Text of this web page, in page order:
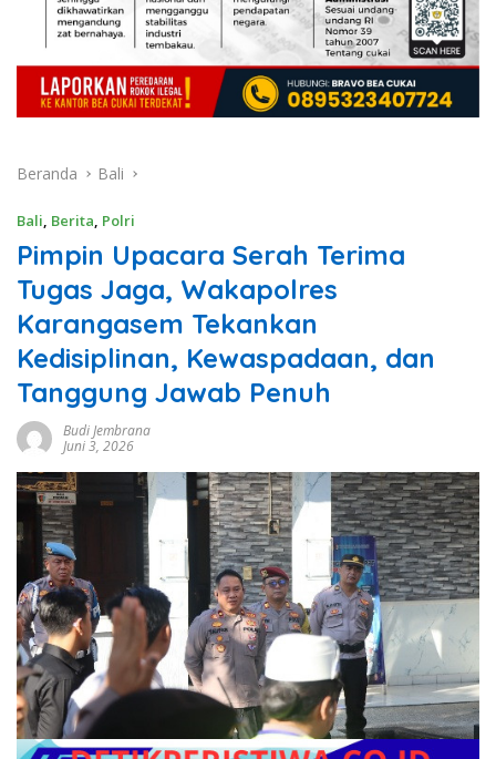
Beranda Bali
Bali, Berita, Polri
Pimpin Upacara Serah Terima
Tugas Jaga, Wakapolres
Karangasem Tekankan
Kedisiplinan, Kewaspadaan, dan
Tanggung Jawab Penuh
Budi Jembrana
Juni 3, 2026